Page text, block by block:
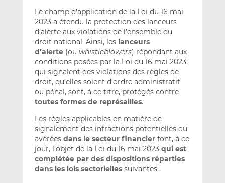
Le champ d’application de la Loi du 16 mai
2023 a étendu la protection des lanceurs
d’alerte aux violations de l’ensemble du
droit national. Ainsi, les lanceurs
d’alerte(ou whistleblowers) répondant aux
conditions posées par la Loi du 16 mai 2023,
qui signalent des violations des règles de
droit, qu’elles soient d’ordre administratif
ou pénal, sont, à ce titre, protégés contre
toutes formes de représailles.
Les règles applicables en matière de
signalement des infractions potentielles ou
avérées dans le secteur financierfont, à ce
jour, l’objet de la Loi du 16 mai 2023 qui est
complétée par des dispositions réparties
dans les lois sectoriellessuivantes :